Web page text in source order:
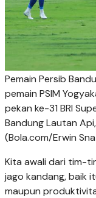
Pemain Persib
pemain PSIM
pekan ke-31 BRI
Bandung Lautan
(Bola.com/Erwin
Kita awali dari tim-
jago kandang, baik
maupun